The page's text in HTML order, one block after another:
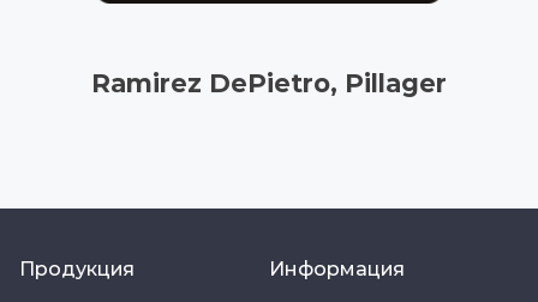
Ramirez DePietro, Pillager
Продукция
Информация